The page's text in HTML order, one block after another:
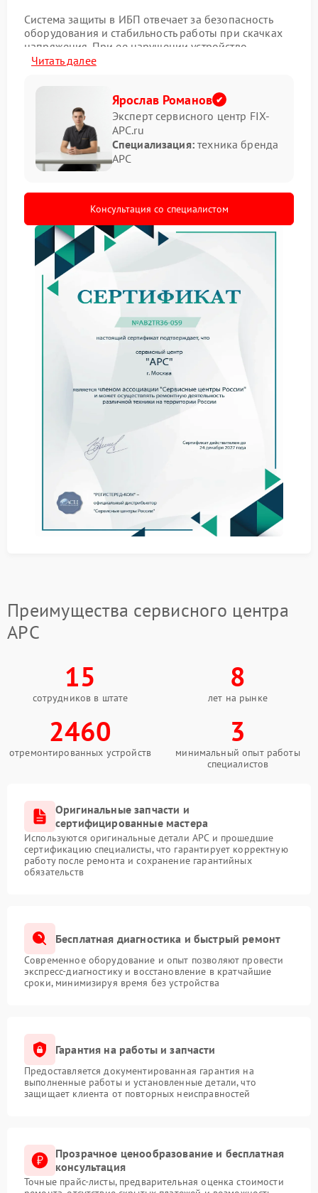
Система защиты в ИБП отвечает за безопасность
оборудования и стабильность работы при скачках
напряжения. При ее нарушении устройство
перестает корректно реагировать на перегрузки,
Основные признаки проблемы
Неисправность можно определить по ряду
характерных симптомов:
отсутствие реакции на перегрузку;
ошибки на панели управления.
В таких ситуациях ремонт APC требуется без
затягивания, так как дальнейшая эксплуатация
может привести к повреждению внутренних
компонентов.
Причины и рекомендации
Сбой системы защиты связан с износом элементов
или перегревом. Также влияние оказывает
Для снижения рисков соблюдайте следующие
не превышайте допустимую нагрузку;
размещайте устройство в проветриваемом месте;
периодически контролируйте состояние батарей.
Даже при соблюдении правил сервис APC
необходим при первых признаках некорректной
работы, чтобы избежать серьезных последствий.
сервисный центр APC. Специалисты проводят
диагностику, выявляют причину и выполняют
ремонт с заменой поврежденных компонентов.
устройства и снижает риск повторных сбоев в
дальнейшем.
Читать далее
Ярослав Романов
Эксперт сервисного центр FIX-
APC.ru
Специализация:техника бренда
APC
Консультация со специалистом
Преимущества сервисного центра
APC
15
сотрудников в штате
8
лет на рынке
2460
отремонтированных устройств
3
минимальный опыт работы
специалистов
Оригинальные запчасти и
сертифицированные мастера
Используются оригинальные детали APC и прошедшие
сертификацию специалисты, что гарантирует корректную
работу после ремонта и сохранение гарантийных
обязательств
Бесплатная диагностика и быстрый ремонт
Современное оборудование и опыт позволяют провести
экспресс-диагностику и восстановление в кратчайшие
сроки, минимизируя время без устройства
Гарантия на работы и запчасти
Предоставляется документированная гарантия на
выполненные работы и установленные детали, что
защищает клиента от повторных неисправностей
Прозрачное ценообразование и бесплатная
консультация
Точные прайс-листы, предварительная оценка стоимости